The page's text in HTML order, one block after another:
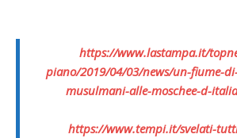
https://www.lastampa.it/
piano/2019/04/03/news/un-fiume-
musulmani-alle-moschee-d-
https://www.tempi.it/svelati-